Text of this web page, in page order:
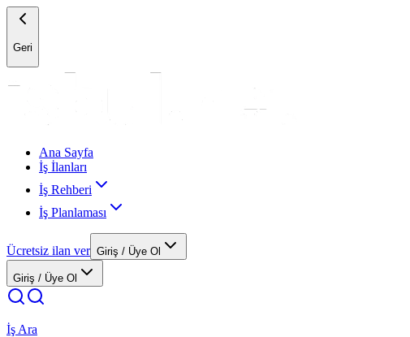
Geri
Ana Sayfa
İş İlanları
İş Rehberi
İş Planlaması
Ücretsiz ilan ver Giriş / Üye Ol
Giriş / Üye Ol
İş Ara